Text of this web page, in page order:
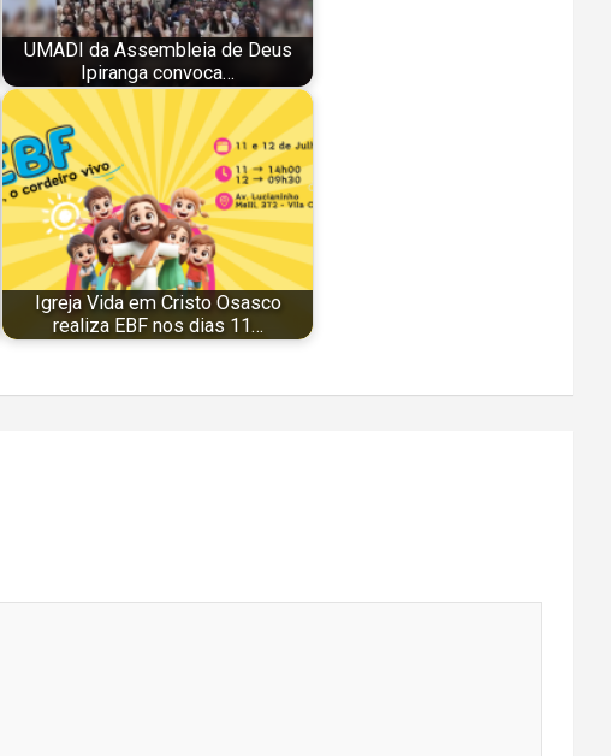
UMADI da Assembleia de Deus
Ipiranga convoca…
Igreja Vida em Cristo Osasco
realiza EBF nos dias 11…